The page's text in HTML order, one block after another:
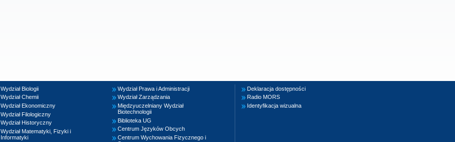
Wydział Biologii
Wydział Chemii
Wydział Ekonomiczny
Wydział Filologiczny
Wydział Historyczny
Wydział Matematyki, Fizyki i
Informatyki
Wydział Prawa i Administracji
Wydział Zarządzania
Międzyuczelniany Wydział
Biotechnologii
Biblioteka UG
Centrum Języków Obcych
Centrum Wychowania Fizycznego i
Deklaracja dostępności
Radio MORS
Identyfikacja wizualna